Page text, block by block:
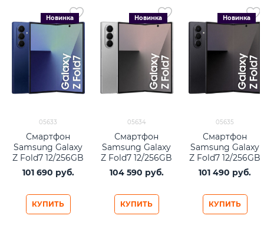
Новинка
05633
Смартфон
Samsung Galaxy
Z Fold7 12/256GB
Blue Shadow
101 690 руб.
КУПИТЬ
Новинка
05634
Смартфон
Samsung Galaxy
Z Fold7 12/256GB
Silver Shadow
104 590 руб.
КУПИТЬ
Новинка
05635
Смартфон
Samsung Galaxy
Z Fold7 12/256GB
Jetblack
101 490 руб.
КУПИТЬ